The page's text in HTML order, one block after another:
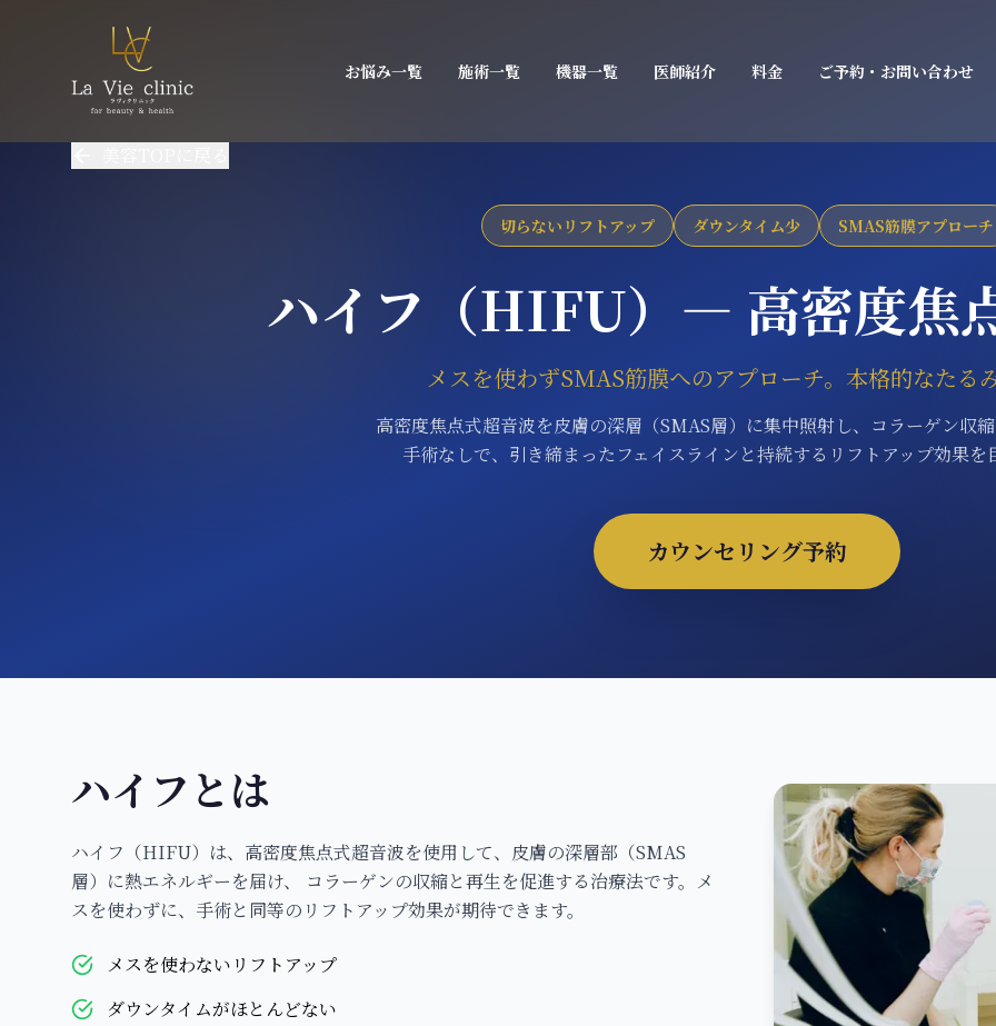
お悩み一覧 施術一覧 機器一覧 医師紹介 料金 ご予約・お問い合わせ
切らないリフトアップ ダウンタイム少 SMAS筋膜アプローチ
ハイフ（HIFU）― 高密度焦
メスを使わずSMAS筋膜へのアプローチ。本格的なたるみ
高密度焦点式超音波を皮膚の深層（SMAS層）に集中照射し、コラーゲン収縮
手術なしで、引き締まったフェイスラインと持続するリフトアップ効果を
カウンセリング予約
ハイフとは
ハイフ（HIFU）は、高密度焦点式超音波を使用して、皮膚の深層部（SMAS
層）に熱エネルギーを届け、 コラーゲンの収縮と再生を促進する治療法です。メ
スを使わずに、手術と同等のリフトアップ効果が期待できます。
メスを使わないリフトアップ
ダウンタイムがほとんどない